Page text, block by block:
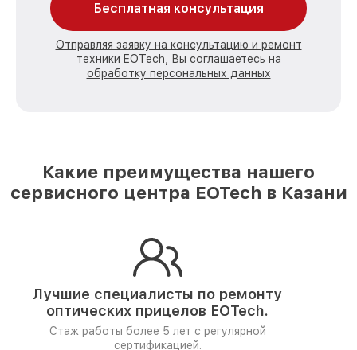
Бесплатная консультация
Отправляя заявку на консультацию и ремонт
техники EOTech, Вы соглашаетесь на
обработку персональных данных
Какие преимущества нашего
сервисного центра EOTech в Казани
Лучшие специалисты по ремонту
оптических прицелов EOTech.
Стаж работы более 5 лет с регулярной
сертификацией.